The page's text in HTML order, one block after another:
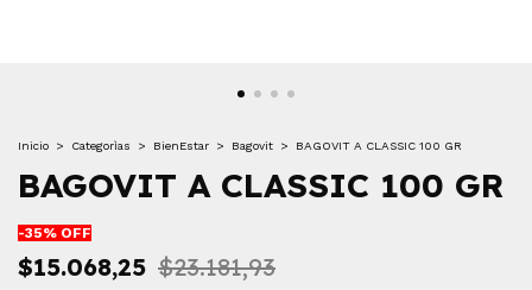
Inicio > Categorìas > BienEstar > Bagovit > BAGOVIT A CLASSIC 100 GR
BAGOVIT A CLASSIC 100 GR
-35% OFF
$15.068,25 $23.181,93